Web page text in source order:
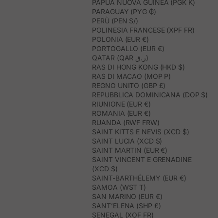
PAPUA NUOVA GUINEA (PGK K)
PARAGUAY (PYG ₲)
PERÙ (PEN S/)
POLINESIA FRANCESE (XPF FR)
POLONIA (EUR €)
PORTOGALLO (EUR €)
QATAR (QAR ر.ق)
RAS DI HONG KONG (HKD $)
RAS DI MACAO (MOP P)
REGNO UNITO (GBP £)
REPUBBLICA DOMINICANA (DOP $)
RIUNIONE (EUR €)
ROMANIA (EUR €)
RUANDA (RWF FRW)
SAINT KITTS E NEVIS (XCD $)
SAINT LUCIA (XCD $)
SAINT MARTIN (EUR €)
SAINT VINCENT E GRENADINE
(XCD $)
SAINT-BARTHÉLEMY (EUR €)
SAMOA (WST T)
SAN MARINO (EUR €)
SANT’ELENA (SHP £)
SENEGAL (XOF FR)